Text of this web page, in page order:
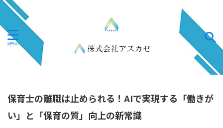
保育士の離職は止められる！AIで実現する「働きが
い」と「保育の質」向上の新常識